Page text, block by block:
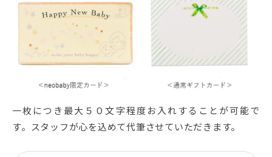
一枚につき最大５０文字程度お入れすることが可能で
す。スタッフが心を込めて代筆させていただきます。